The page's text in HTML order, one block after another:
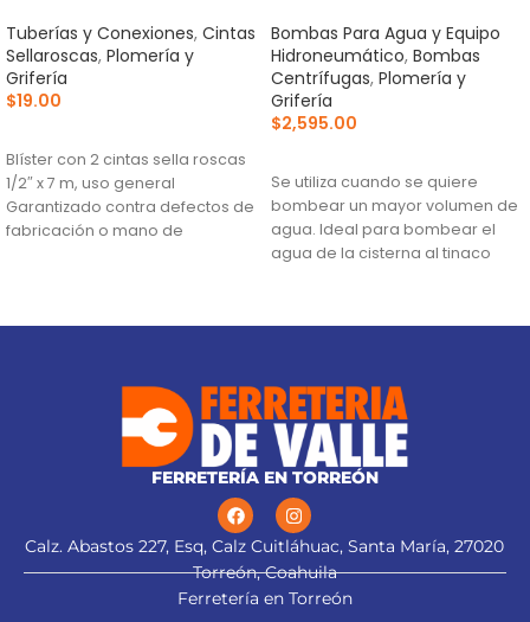
Tuberías y Conexiones, Cintas
Sellaroscas, Plomería y
Grifería
$19.00
Blíster con 2 cintas sella roscas
1/2″ x 7 m, uso general
Garantizado contra defectos de
fabricación o mano de
Bombas Para Agua y Equipo
Hidroneumático, Bombas
Centrífugas, Plomería y
Grifería
$2,595.00
Se utiliza cuando se quiere
bombear un mayor volumen de
agua. Ideal para bombear el
agua de la cisterna al tinaco
FERRETERÍA EN TORREÓN
Calz. Abastos 227, Esq, Calz Cuitláhuac, Santa María, 27020
Torreón, Coahuila
Ferretería en Torreón